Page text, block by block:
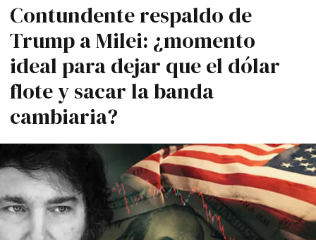
Contundente respaldo de
Trump a Milei: ¿momento
ideal para dejar que el dólar
flote y sacar la banda
cambiaria?